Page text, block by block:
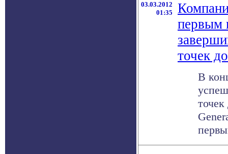
03.03.2012
01:35
первым
точек
В